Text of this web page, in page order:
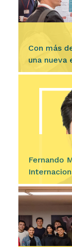
Con más
una nueva
El Córdoba
2026 se
nuestra
graduadas
Ingresar
Fernando
Entre los
nuestra
Jornadas
(JIFP). El…
Ingresar